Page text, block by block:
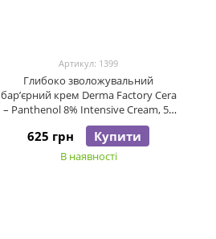
Артикул: 1399
Глибоко зволожувальний
бар’єрний крем Derma Factory Cera
– Panthenol 8% Intensive Cream, 50
мл
625 грн Купити
В наявності